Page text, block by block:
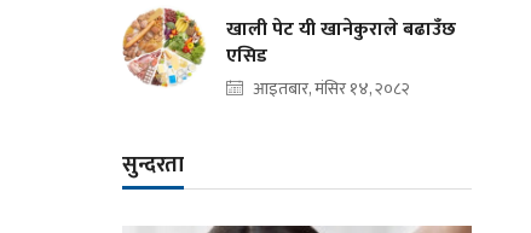
खाली पेट यी खानेकुराले बढाउँछ
एसिड
आइतबार, मंसिर १४, २०८२
सुन्दरता